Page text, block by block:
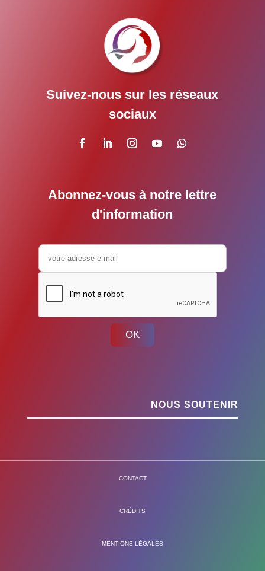
Suivez-nous sur les réseaux
sociaux
Abonnez-vous à notre lettre
d'information
OK
NOUS SOUTENIR
CONTACT
CRÉDITS
MENTIONS LÉGALES